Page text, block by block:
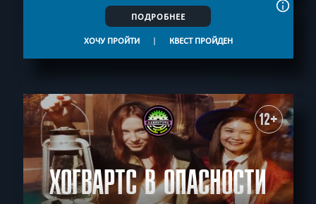
ПОДРОБНЕЕ
ХОЧУ ПРОЙТИ | КВЕСТ ПРОЙДЕН
12+
ХОГВАРТС В ОПАСНОСТИ